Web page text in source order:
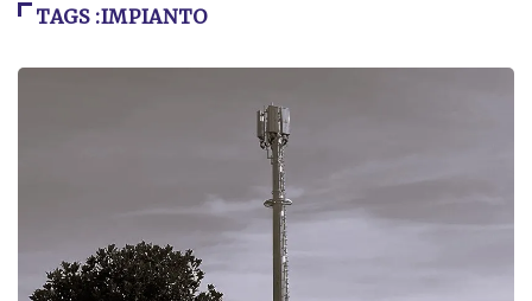
TAGS :IMPIANTO